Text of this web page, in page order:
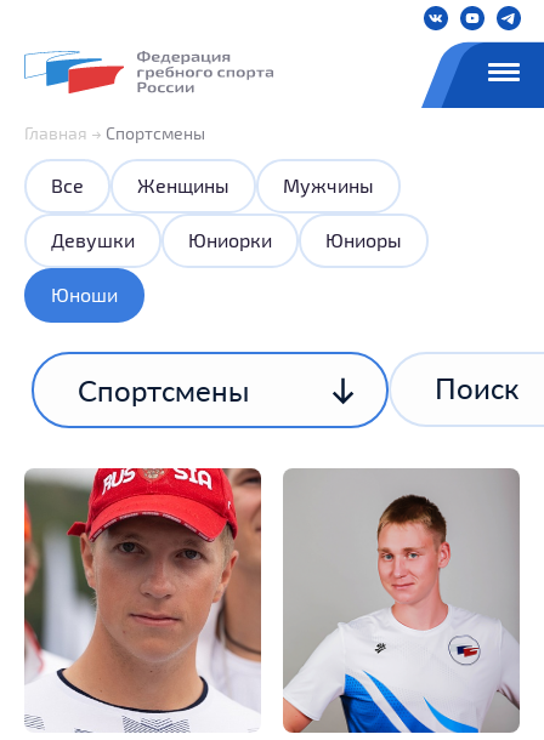
Главная Спортсмены
Все Женщины Мужчины
Девушки Юниорки Юниоры
Юноши
Спортсмены